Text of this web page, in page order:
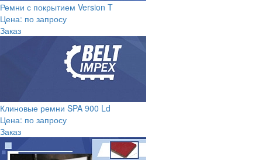
Ремни с покрытием Version T
Цена: по запросу
Заказ
Клиновые ремни SPA 900 Ld
Цена: по запросу
Заказ